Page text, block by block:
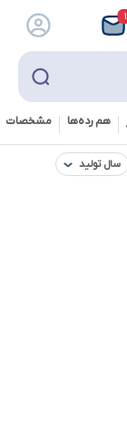
۱
هم رده‌ها‌ مشخصات
سال تولید